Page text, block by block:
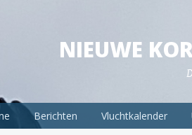
NIEUWE
Berichten Vluchtkalender